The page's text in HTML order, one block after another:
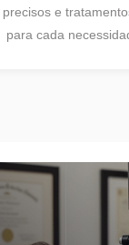
precisos e
para cada